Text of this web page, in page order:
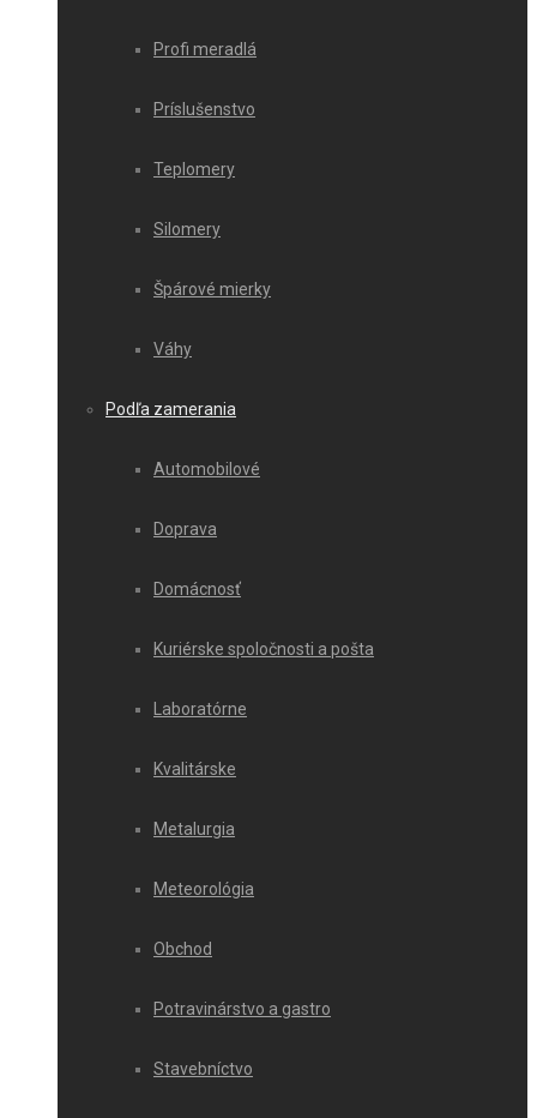
Profi meradlá
Príslušenstvo
Teplomery
Silomery
Špárové mierky
Váhy
Podľa zamerania
Automobilové
Doprava
Domácnosť
Kuriérske spoločnosti a pošta
Laboratórne
Kvalitárske
Metalurgia
Meteorológia
Obchod
Potravinárstvo a gastro
Stavebníctvo